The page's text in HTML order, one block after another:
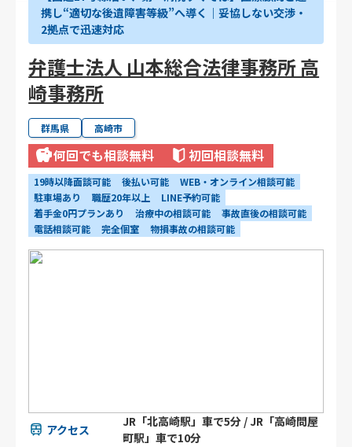
携し“適切な後遺障害等級”へ導く｜妥協しない交渉・
2拠点で迅速対応
弁護士法人 山本総合法律事務所 高
崎事務所
群馬県 高崎市
何回でも相談無料 初回相談無料
19時以降面談可能 後払い可能
WEB・オンライン相談可能
駐車場あり
職歴20年以上
LINE予約可能
着手金0円プランあり
治療中の相談可能
事故直後の相談可能
電話相談可能
完全個室 物損事故の相談可能
アクセス
JR「北高崎駅」車で5分 / JR「高崎問屋
町駅」車で10分